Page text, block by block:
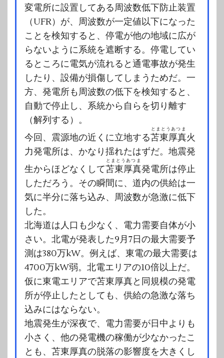
変電所に設置してある周波数低下防止装置
（UFR）が、周波数が一定値以下になった
ことを検知すると、停電が他の地域に広が
らないように系統を遮断する。停電してい
るところに電気が流れると通電事故が発生
したり、設備が損傷してしまうためだ。一
方、発電所も周波数の低下を検知すると、
自動で停止し、系統から自らを切り離す
（解列する）。
今回、震源地の近くに立地する苫東厚真
とまとうあつま
火
力発電所は、かなり揺れたはずだ。地震発
生からほどなくして苫東厚真
とまとうあつま
発電所は停止
しただろう。その瞬間に、道内の供給は一
気に半分に落ち込み、周波数が急激に低下
した。
北海道は人口も少なく、電力需要自体が小
さい。北電が発表した9月7日の最大需要予
測は380万kW。例えば、東電の最大需要は
4700万kW弱。北電エリアの10倍以上だ。
仮に東電エリアで苫東厚真と同規模の発電
所が停止したとしても、供給の急激な落ち
込みにはならない。
地震発生が深夜で、電力需要が日中よりも
小さく、他の発電機の稼働が少なかったこ
とも、苫東厚真の脱落の影響度を大きくし